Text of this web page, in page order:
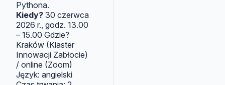
Pythona.
Kiedy? 30 czerwca
2026 r., godz. 13.00
– 15.00 Gdzie?
Kraków (Klaster
Innowacji Zabłocie)
/ online (Zoom)
Język: angielski